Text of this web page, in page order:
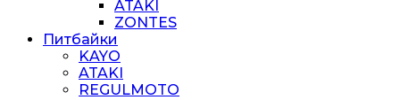
ATAKI
ZONTES
Питбайки
KAYO
ATAKI
REGULMOTO